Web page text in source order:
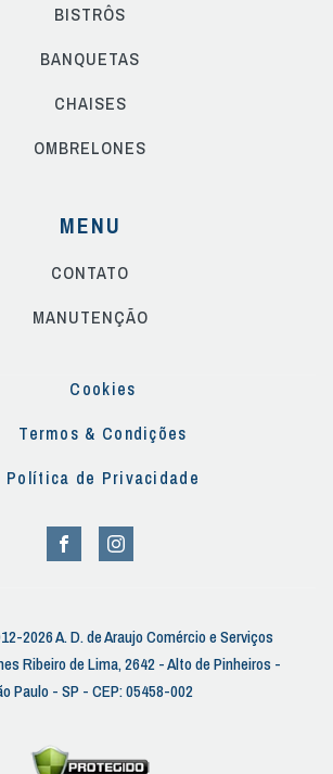
BISTRÔS
BANQUETAS
CHAISES
OMBRELONES
MENU
CONTATO
MANUTENÇÃO
Cookies
Termos & Condições
Política de Privacidade
2026 A. D. de Araujo Comércio e Serviços
Ribeiro de Lima, 2642 - Alto de Pinheiros -
Paulo - SP - CEP: 05458-002